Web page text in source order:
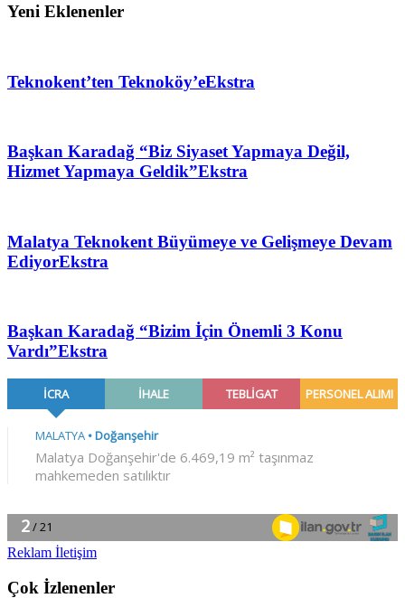
Yeni Eklenenler
Teknokent’ten Teknoköy’eEkstra
Başkan Karadağ “Biz Siyaset Yapmaya Değil,
Hizmet Yapmaya Geldik”Ekstra
Malatya Teknokent Büyümeye ve Gelişmeye Devam
EdiyorEkstra
Başkan Karadağ “Bizim İçin Önemli 3 Konu
Vardı”Ekstra
Reklam İletişim
Çok İzlenenler